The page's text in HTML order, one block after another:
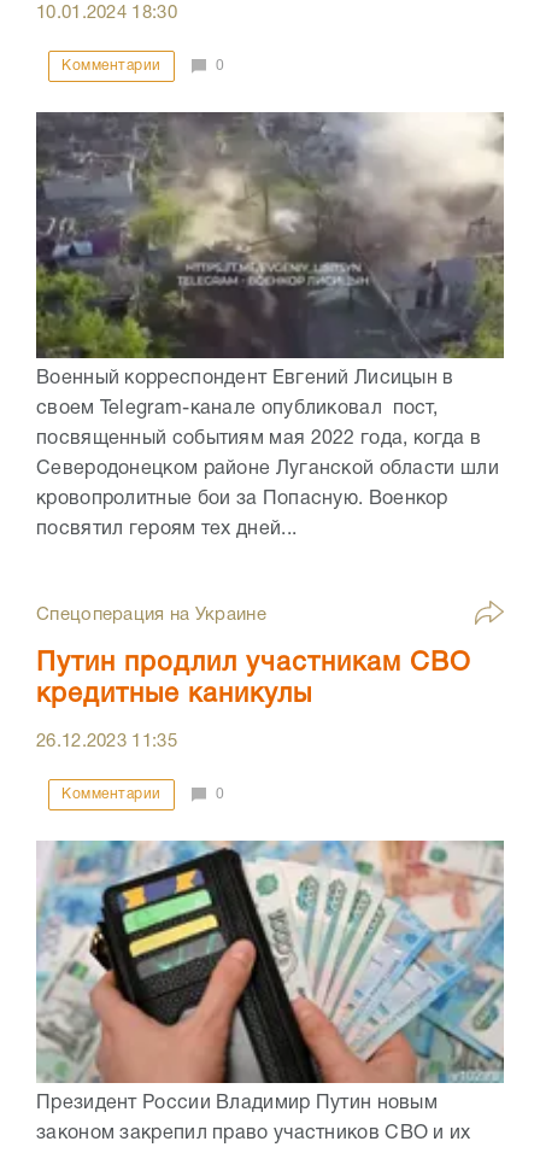
10.01.2024 18:30
Комментарии 0
Военный корреспондент Евгений Лисицын в
своем Telegram-канале опубликовал пост,
посвященный событиям мая 2022 года, когда в
Северодонецком районе Луганской области шли
кровопролитные бои за Попасную. Военкор
посвятил героям тех дней...
Спецоперация на Украине
Путин продлил участникам СВО
кредитные каникулы
26.12.2023 11:35
Комментарии 0
Президент России Владимир Путин новым
законом закрепил право участников СВО и их